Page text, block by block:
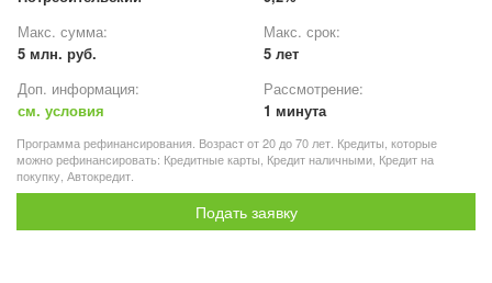
Макс. сумма:
5 млн. руб.
Макс. срок:
5 лет
Доп. информация:
см. условия
Рассмотрение:
1 минута
Программа рефинансирования. Возраст от 20 до 70 лет. Кредиты, которые
можно рефинансировать: Кредитные карты, Кредит наличными, Кредит на
покупку, Автокредит.
Подать заявку